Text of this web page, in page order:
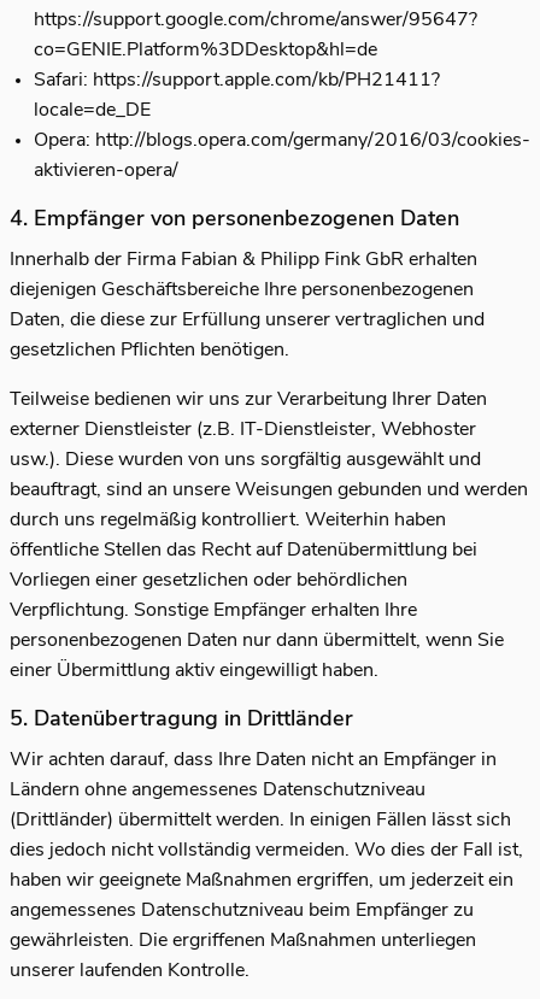
https://support.google.com/chrome/answer/95647?
co=GENIE.Platform%3DDesktop&hl=de
Safari: https://support.apple.com/kb/PH21411?
locale=de_DE
Opera: http://blogs.opera.com/germany/2016/03/cookies-
aktivieren-opera/
4. Empfänger von personenbezogenen Daten
Innerhalb der Firma Fabian & Philipp Fink GbR erhalten
diejenigen Geschäftsbereiche Ihre personenbezogenen
Daten, die diese zur Erfüllung unserer vertraglichen und
gesetzlichen Pflichten benötigen.
Teilweise bedienen wir uns zur Verarbeitung Ihrer Daten
externer Dienstleister (z.B. IT-Dienstleister, Webhoster
usw.). Diese wurden von uns sorgfältig ausgewählt und
beauftragt, sind an unsere Weisungen gebunden und werden
durch uns regelmäßig kontrolliert. Weiterhin haben
öffentliche Stellen das Recht auf Datenübermittlung bei
Vorliegen einer gesetzlichen oder behördlichen
Verpflichtung. Sonstige Empfänger erhalten Ihre
personenbezogenen Daten nur dann übermittelt, wenn Sie
einer Übermittlung aktiv eingewilligt haben.
5. Datenübertragung in Drittländer
Wir achten darauf, dass Ihre Daten nicht an Empfänger in
Ländern ohne angemessenes Datenschutzniveau
(Drittländer) übermittelt werden. In einigen Fällen lässt sich
dies jedoch nicht vollständig vermeiden. Wo dies der Fall ist,
haben wir geeignete Maßnahmen ergriffen, um jederzeit ein
angemessenes Datenschutzniveau beim Empfänger zu
gewährleisten. Die ergriffenen Maßnahmen unterliegen
unserer laufenden Kontrolle.